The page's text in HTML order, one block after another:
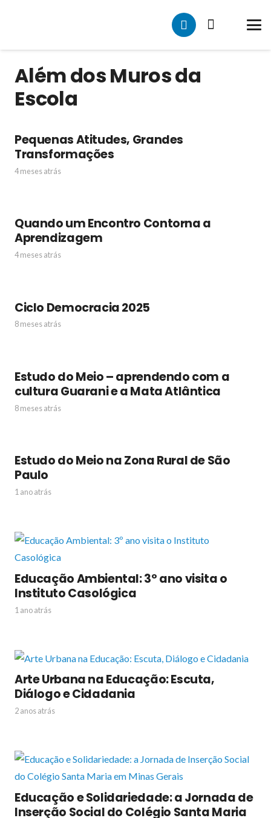
Além dos Muros da
Escola
Pequenas Atitudes, Grandes
Transformações
4 meses atrás
Quando um Encontro Contorna a
Aprendizagem
4 meses atrás
Ciclo Democracia 2025
8 meses atrás
Estudo do Meio – aprendendo com a
cultura Guarani e a Mata Atlântica
8 meses atrás
Estudo do Meio na Zona Rural de São
Paulo
1 ano atrás
Educação Ambiental: 3º ano visita o
Instituto Casológica
1 ano atrás
Arte Urbana na Educação: Escuta,
Diálogo e Cidadania
2 anos atrás
Educação e Solidariedade: a Jornada de
Inserção Social do Colégio Santa Maria